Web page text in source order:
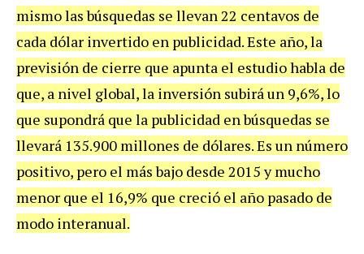
mismo las búsquedas se llevan 22 centavos de
cada dólar invertido en publicidad. Este año, la
previsión de cierre que apunta el estudio habla de
que, a nivel global, la inversión subirá un 9,6%, lo
que supondrá que la publicidad en búsquedas se
llevará 135.900 millones de dólares. Es un número
positivo, pero el más bajo desde 2015 y mucho
menor que el 16,9% que creció el año pasado de
modo interanual.